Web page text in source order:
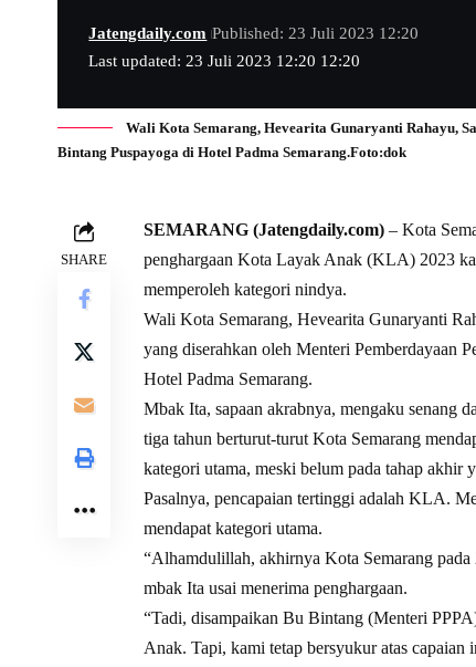
Last updated: 23 Juli 2023 12:20 12:20
Jatengdaily.com Published: 23 Juli 2023 12:20
Wali Kota Semarang, Hevearita Gunaryanti Rahayu,
Bintang Puspayoga di Hotel Padma Semarang.Foto:dok
SHARE
SEMARANG (Jatengdaily.com) – Kota
penghargaan Kota Layak Anak (KLA) 2023
memperoleh kategori nindya.
Wali Kota Semarang, Hevearita Gunaryanti
yang diserahkan oleh Menteri Pemberdayaan
Hotel Padma Semarang.
Mbak Ita, sapaan akrabnya, mengaku senang
tiga tahun berturut-turut Kota Semarang
kategori utama, meski belum pada tahap akhir
Pasalnya, pencapaian tertinggi adalah KLA.
mendapat kategori utama.
“Alhamdulillah, akhirnya Kota Semarang
mbak Ita usai menerima penghargaan.
“Tadi, disampaikan Bu Bintang (Menteri
Anak. Tapi, kami tetap bersyukur atas